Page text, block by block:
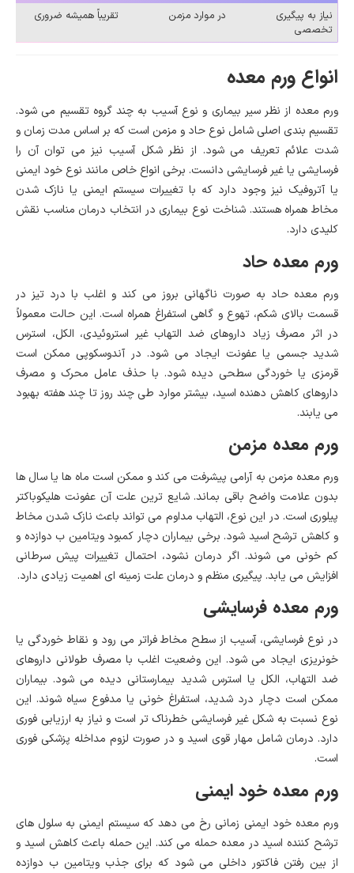
نیاز به پیگیری
تخصصی
در موارد مزمن تقریباً همیشه ضروری
انواع ورم معده
ورم معده از نظر سیر بیماری و نوع آسیب به چند گروه تقسیم می شود.
تقسیم بندی اصلی شامل نوع حاد و مزمن است که بر اساس مدت زمان و
شدت علائم تعریف می شود. از نظر شکل آسیب نیز می توان آن را
فرسایشی یا غیر فرسایشی دانست. برخی انواع خاص مانند نوع خود ایمنی
یا آتروفیک نیز وجود دارد که با تغییرات سیستم ایمنی یا نازک شدن
مخاط همراه هستند. شناخت نوع بیماری در انتخاب درمان مناسب نقش
کلیدی دارد.
ورم معده حاد
ورم معده حاد به صورت ناگهانی بروز می کند و اغلب با درد تیز در
قسمت بالای شکم، تهوع و گاهی استفراغ همراه است. این حالت معمولاً
در اثر مصرف زیاد داروهای ضد التهاب غیر استروئیدی، الکل، استرس
شدید جسمی یا عفونت ایجاد می شود. در آندوسکوپی ممکن است
قرمزی یا خوردگی سطحی دیده شود. با حذف عامل محرک و مصرف
داروهای کاهش دهنده اسید، بیشتر موارد طی چند روز تا چند هفته بهبود
می یابند.
ورم معده مزمن
ورم معده مزمن به آرامی پیشرفت می کند و ممکن است ماه ها یا سال ها
بدون علامت واضح باقی بماند. شایع ترین علت آن عفونت هلیکوباکتر
پیلوری است. در این نوع، التهاب مداوم می تواند باعث نازک شدن مخاط
و کاهش ترشح اسید شود. برخی بیماران دچار کمبود ویتامین ب دوازده و
کم خونی می شوند. اگر درمان نشود، احتمال تغییرات پیش سرطانی
افزایش می یابد. پیگیری منظم و درمان علت زمینه ای اهمیت زیادی دارد.
ورم معده فرسایشی
در نوع فرسایشی، آسیب از سطح مخاط فراتر می رود و نقاط خوردگی یا
خونریزی ایجاد می شود. این وضعیت اغلب با مصرف طولانی داروهای
ضد التهاب، الکل یا استرس شدید بیمارستانی دیده می شود. بیماران
ممکن است دچار درد شدید، استفراغ خونی یا مدفوع سیاه شوند. این
نوع نسبت به شکل غیر فرسایشی خطرناک تر است و نیاز به ارزیابی فوری
دارد. درمان شامل مهار قوی اسید و در صورت لزوم مداخله پزشکی فوری
است.
ورم معده خود ایمنی
ورم معده خود ایمنی زمانی رخ می دهد که سیستم ایمنی به سلول های
ترشح کننده اسید در معده حمله می کند. این حمله باعث کاهش اسید و
از بین رفتن فاکتور داخلی می شود که برای جذب ویتامین ب دوازده